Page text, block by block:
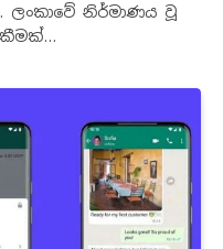
ලංකාවේ නිර්මාණය වූ